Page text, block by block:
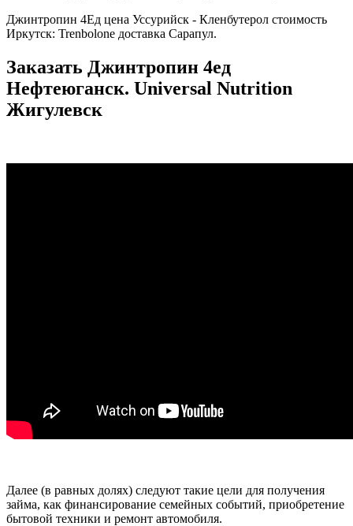
Джинтропин 4Ед цена Уссурийск - Кленбутерол стоимость
Иркутск: Trenbolone доставка Сарапул.
Заказать Джинтропин 4ед
Нефтеюганск. Universal Nutrition
Жигулевск
Далее (в равных долях) следуют такие цели для получения
займа, как финансирование семейных событий, приобретение
бытовой техники и ремонт автомобиля.